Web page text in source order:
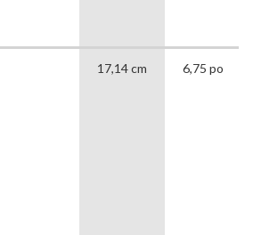
17,14 cm 6,75 po